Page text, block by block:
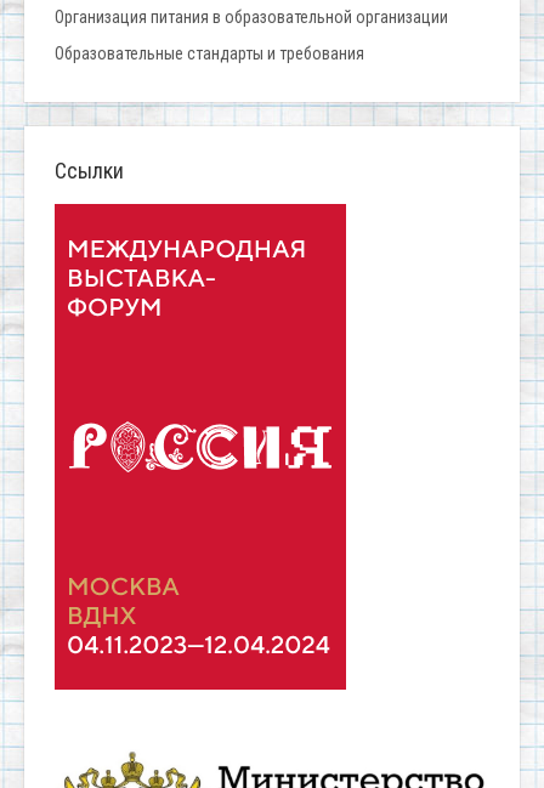
Организация питания в образовательной организации
Образовательные стандарты и требования
Ссылки